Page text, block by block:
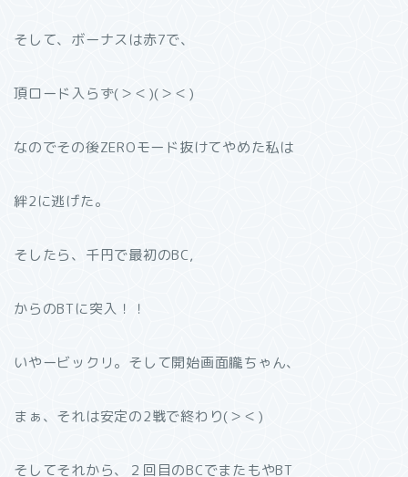
そして、ボーナスは赤7で、
頂ロード入らず(＞＜)(＞＜)
なのでその後ZEROモード抜けてやめた私は
絆2に逃げた。
そしたら、千円で最初のBC,
からのBTに突入！！
いやービックリ。そして開始画面朧ちゃん、
まぁ、それは安定の2戦で終わり(＞＜)
そしてそれから、２回目のBCでまたもやBT